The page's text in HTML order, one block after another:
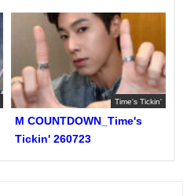
Time's Tickin'
M COUNTDOWN_Time's
Tickin' 260723